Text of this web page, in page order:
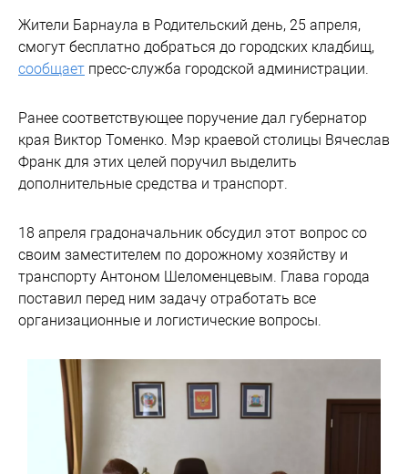
Жители Барнаула в Родительский день, 25 апреля,
смогут бесплатно добраться до городских кладбищ,
сообщает пресс-служба городской администрации.
Ранее соответствующее поручение дал губернатор
края Виктор Томенко. Мэр краевой столицы Вячеслав
Франк для этих целей поручил выделить
дополнительные средства и транспорт.
18 апреля градоначальник обсудил этот вопрос со
своим заместителем по дорожному хозяйству и
транспорту Антоном Шеломенцевым. Глава города
поставил перед ним задачу отработать все
организационные и логистические вопросы.